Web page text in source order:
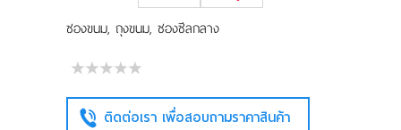
ติดต่อเราซองขนม, ถุงขนม, ซองซีลกลาง
ติดต่อเรา เพื่อสอบถามราคาสินค้า